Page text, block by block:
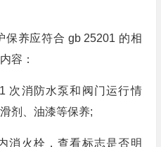
保养应符合 gb 25201 的相
容：
消防水泵和阀门运行情
剂、油漆等保养;
火栓，查看标志是否明